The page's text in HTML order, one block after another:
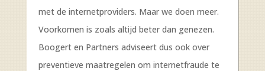
met de internetproviders. Maar we doen meer.
Voorkomen is zoals altijd beter dan genezen.
Boogert en Partners adviseert dus ook over
preventieve maatregelen om internetfraude te